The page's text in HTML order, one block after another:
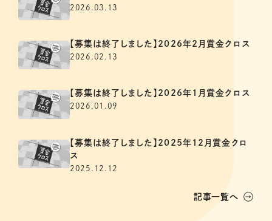
2026.03.13
【募集は終了しました】2026年2月賞金クロス
2026.02.13
【募集は終了しました】2026年1月賞金クロス
2026.01.09
【募集は終了しました】2025年12月賞金クロ
ス
2025.12.12
記事一覧へ